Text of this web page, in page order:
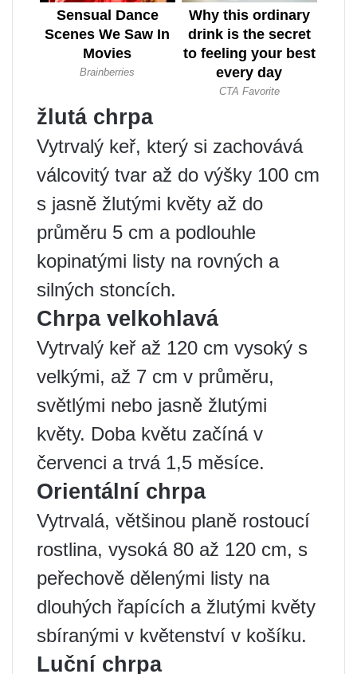
žlutá chrpa
Vytrvalý keř, který si zachovává
válcovitý tvar až do výšky 100 cm
s jasně žlutými květy až do
průměru 5 cm a podlouhle
kopinatými listy na rovných a
silných stoncích.
Chrpa velkohlavá
Vytrvalý keř až 120 cm vysoký s
velkými, až 7 cm v průměru,
světlými nebo jasně žlutými
květy. Doba květu začíná v
červenci a trvá 1,5 měsíce.
Orientální chrpa
Vytrvalá, většinou planě rostoucí
rostlina, vysoká 80 až 120 cm, s
peřechově dělenými listy na
dlouhých řapících a žlutými květy
sbíranými v květenství v košíku.
Luční chrpa